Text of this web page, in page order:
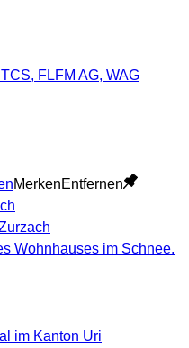
FLFM AG, WAG
MerkenEntfernen